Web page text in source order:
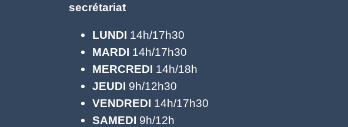
secrétariat
LUNDI 14h/17h30
MARDI 14h/17h30
MERCREDI 14h/18h
JEUDI 9h/12h30
VENDREDI 14h/17h30
SAMEDI 9h/12h